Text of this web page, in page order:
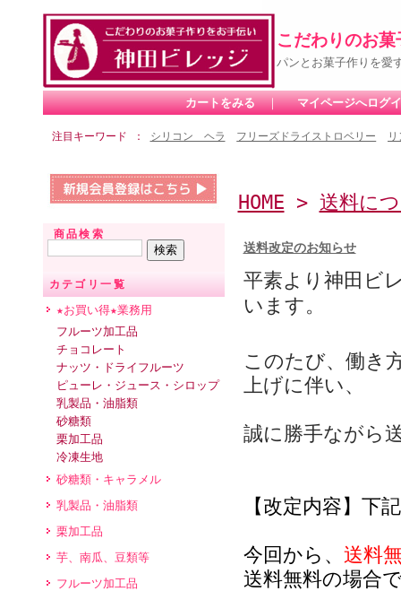
こだわりのお
パンとお菓子作りを愛
カートをみる ｜ マイページへログ
注目キーワード シリコン ヘラ フリーズドライストロベリー
商品検索
カテゴリ一覧
★お買い得★業務用
フルーツ加工品
チョコレート
ナッツ・ドライフルーツ
ピューレ・ジュース・シロップ
乳製品・油脂類
砂糖類
栗加工品
冷凍生地
砂糖類・キャラメル
乳製品・油脂類
栗加工品
芋、南瓜、豆類等
フルーツ加工品
HOME > 送料に
送料改定のお知らせ
平素より神田ビ
います。
このたび、 働き
上げに伴い、
誠に勝手ながら
【改定内容】下
今回から、 送料
送料無料の場合